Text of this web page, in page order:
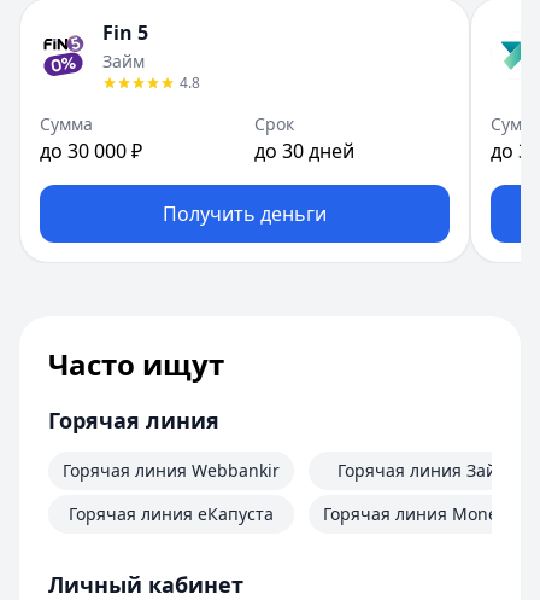
Fin 5
Займ
4.8
Сумма
до 30 000 ₽
Срок
до 30 дней
Получить деньги
до
Часто ищут
Горячая линия
Горячая линия Webbankir
Горячая линия еКапуста
Горячая линия Займер
Горячая линия
Личный кабинет